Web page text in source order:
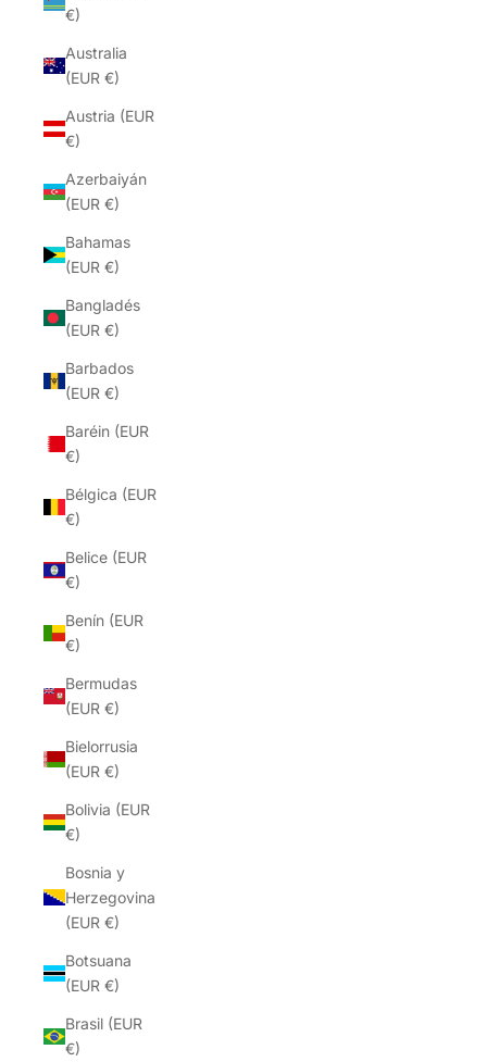
€)
Australia
(EUR €)
Austria (EUR
€)
Azerbaiyán
(EUR €)
Bahamas
(EUR €)
Bangladés
(EUR €)
Barbados
(EUR €)
Baréin (EUR
€)
Bélgica (EUR
€)
Belice (EUR
€)
Benín (EUR
€)
Bermudas
(EUR €)
Bielorrusia
(EUR €)
Bolivia (EUR
€)
Bosnia y
Herzegovina
(EUR €)
Botsuana
(EUR €)
Brasil (EUR
€)